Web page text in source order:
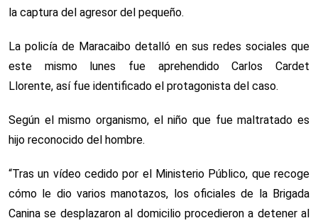
la captura del agresor del pequeño.
La policía de Maracaibo detalló en sus redes sociales que
este mismo lunes fue aprehendido Carlos Cardet
Llorente, así fue identificado el protagonista del caso.
Según el mismo organismo, el niño que fue maltratado es
hijo reconocido del hombre.
“Tras un vídeo cedido por el Ministerio Público, que recoge
cómo le dio varios manotazos, los oficiales de la Brigada
Canina se desplazaron al domicilio procedieron a detener al